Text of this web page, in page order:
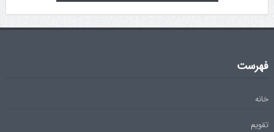
فهرست
خانه
تقویم